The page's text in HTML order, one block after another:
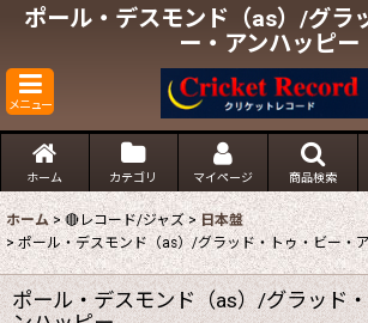
ポール・デスモンド（as）/グラ
ー・アンハッピー
メニュー
ホーム カテゴリ マイページ 商品検索
ホーム > 🔴レコード/ジャズ > 日本盤
> ポール・デスモンド（as）/グラッド・トゥ・ビー・
ポール・デスモンド（as）/グラッド